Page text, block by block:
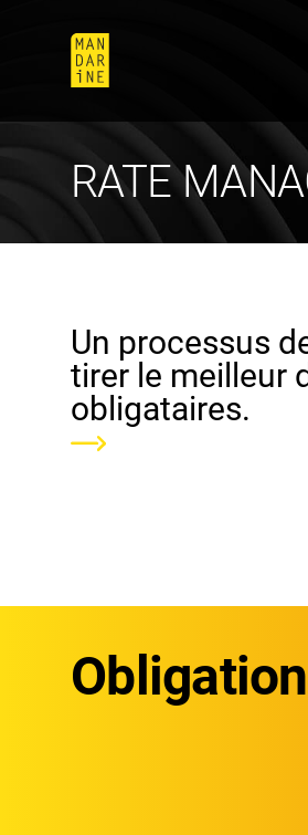
RATE
Un processus
tirer le meilleur
obligataires.